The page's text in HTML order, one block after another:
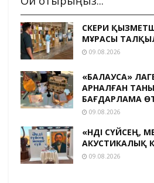
ӘСКЕРИ
МҰРАСЫ
09.08.2026
«БАЛАУСА»
АРНАЛҒАН
БАҒДАРЛАМА
09.08.2026
«ӘНДІ СҮЙСЕҢ,
АКУСТИКАЛЫҚ
09.08.2026